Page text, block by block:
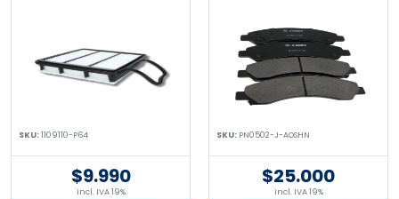
SKU:1109110-P64
$9.990
incl. IVA 19%
SKU: PN0502-J-AOSHN
$25.000
incl. IVA 19%